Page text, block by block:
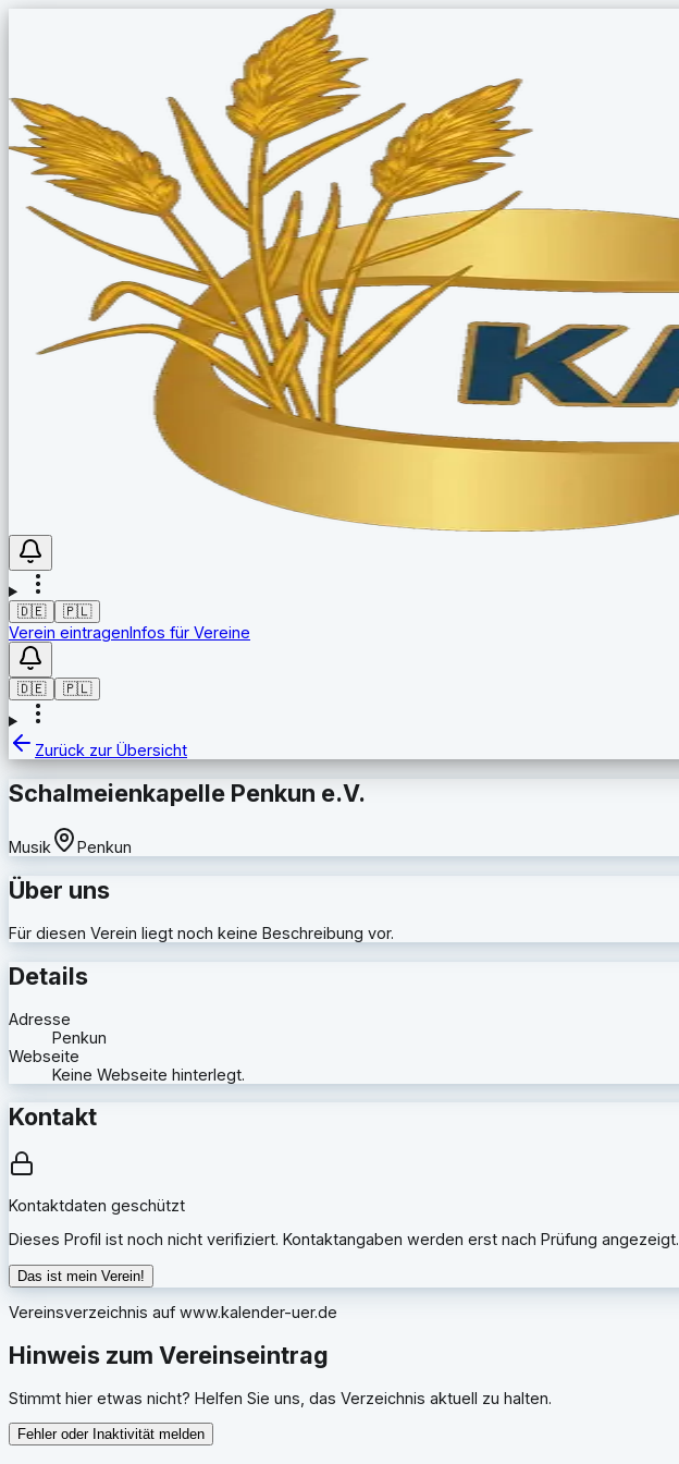
🇩🇪 🇵🇱
Verein eintragenInfos für Vereine
🇩🇪 🇵🇱
Zurück zur Übersicht
Schalmeienkapelle Penkun e.V.
Musik Penkun
Über uns
Für diesen Verein liegt noch keine Beschreibung vor.
Details
Adresse
Penkun
Webseite
Keine Webseite hinterlegt.
Kontakt
Kontaktdaten geschützt
Dieses Profil ist noch nicht verifiziert. Kontaktangaben werden erst nach Prüfung angezeigt.
Das ist mein Verein!
Vereinsverzeichnis auf www.kalender-uer.de
Hinweis zum Vereinseintrag
Stimmt hier etwas nicht? Helfen Sie uns, das Verzeichnis aktuell zu halten.
Fehler oder Inaktivität melden